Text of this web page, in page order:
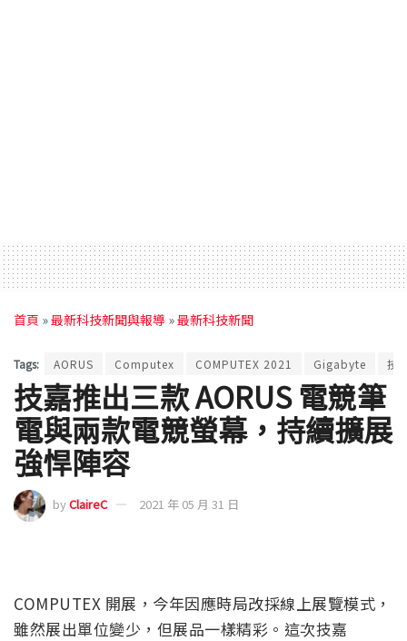
首頁 »最新科技新聞與報導 »最新科技新聞
Tags: AORUS Computex COMPUTEX 2021 Gigabyte 技
技嘉推出三款 AORUS 電競筆
電與兩款電競螢幕，持續擴展
強悍陣容
byClaireC 2021 年 05 月 31 日
COMPUTEX 開展，今年因應時局改採線上展覽模式，
雖然展出單位變少，但展品一樣精彩。這次技嘉